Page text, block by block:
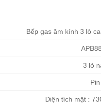
Bếp gas âm kính 3 lò
3 lò
Pin
Diện tích mặt :